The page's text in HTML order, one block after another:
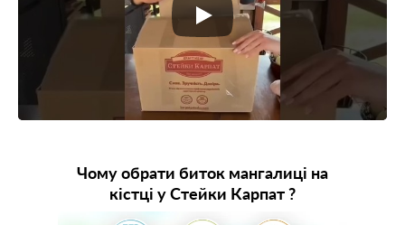
Чому обрати биток мангалиці на
кістці у Стейки Карпат ?